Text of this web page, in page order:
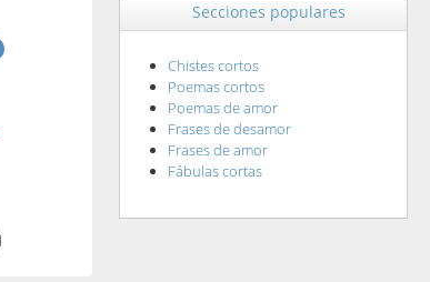
Secciones populares
Chistes cortos
Poemas cortos
Poemas de amor
Frases de desamor
Frases de amor
Fábulas cortas